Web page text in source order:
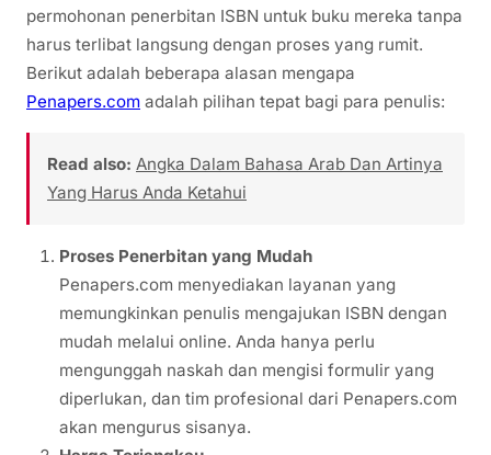
permohonan penerbitan ISBN untuk buku mereka tanpa
harus terlibat langsung dengan proses yang rumit.
Berikut adalah beberapa alasan mengapa
Penapers.com adalah pilihan tepat bagi para penulis:
Read also: Angka Dalam Bahasa Arab Dan Artinya
Yang Harus Anda Ketahui
Proses Penerbitan yang Mudah
Penapers.com menyediakan layanan yang
memungkinkan penulis mengajukan ISBN dengan
mudah melalui online. Anda hanya perlu
mengunggah naskah dan mengisi formulir yang
diperlukan, dan tim profesional dari Penapers.com
akan mengurus sisanya.